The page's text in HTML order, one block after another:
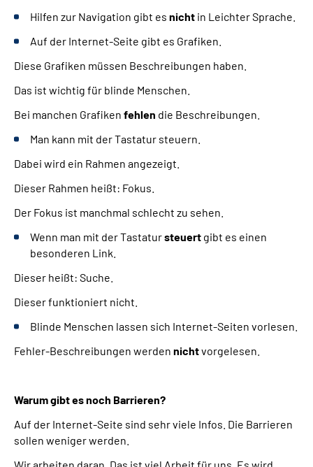
Hilfen zur Navigation gibt es nicht in Leichter Sprache.
Auf der Internet-Seite gibt es Grafiken.
Diese Grafiken müssen Beschreibungen haben.
Das ist wichtig für blinde Menschen.
Bei manchen Grafiken fehlen die Beschreibungen.
Man kann mit der Tastatur steuern.
Dabei wird ein Rahmen angezeigt.
Dieser Rahmen heißt: Fokus.
Der Fokus ist manchmal schlecht zu sehen.
Wenn man mit der Tastatursteuert gibt es einen
besonderen Link.
Dieser heißt: Suche.
Dieser funktioniert nicht.
Blinde Menschen lassen sich Internet-Seiten vorlesen.
Fehler-Beschreibungen werden nichtvorgelesen.
Warum gibt es noch Barrieren?
Auf der Internet-Seite sind sehr viele Infos. Die Barrieren
sollen weniger werden.